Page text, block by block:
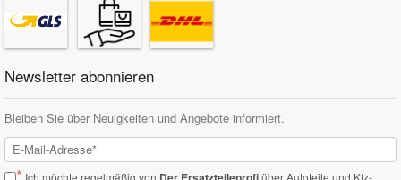
Newsletter abonnieren
Bleiben Sie über Neuigkeiten und Angebote informiert.
* Ich möchte regelmäßig von über Autoteile und Kfz-